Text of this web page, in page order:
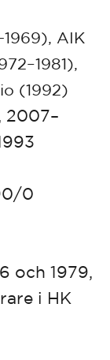
AIK
(1992)
2007–
0
och 1979,
i HK